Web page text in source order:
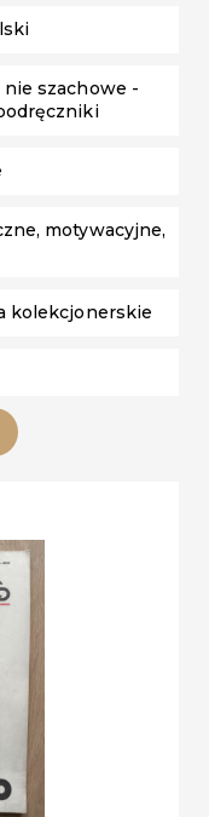
szachowe -
motywacyjne,
kolekcjonerskie